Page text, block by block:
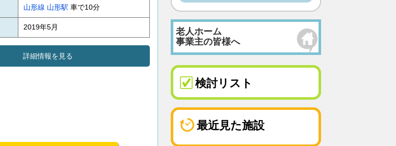
山形線 山形駅 車で10分
2019年5月
詳細情報を見る
老人ホーム
事業主の皆様へ
検討リスト
最近見た施設